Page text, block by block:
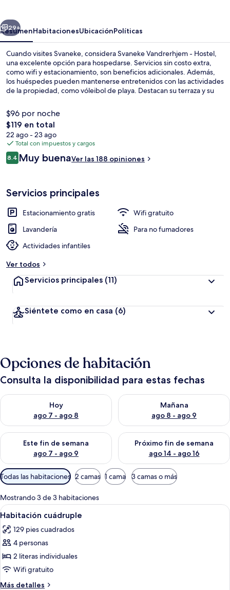
Siguiente
29+
ResumenHabitacionesUbicaciónPolíticas
Cuando visites Svaneke, considera Svaneke Vandrerhjem - Hostel,
una excelente opción para hospedarse. Servicios sin costo extra,
como wifi y estacionamiento, son beneficios adicionales. Además,
los huéspedes pueden mantenerse entretenidos con las actividades
de la propiedad, como vóleibol de playa. Destacan su terraza y su
$96 por noche
El
precio
total
es
de
$119 en total
22 ago - 23 ago
Total con impuestos y cargos
Opiniones
8.48.4 de 10,
Muy buenaVer las 188 opiniones
Servicios principales
Estacionamiento gratis
Wifi gratuito
Lavandería
Para no fumadores
Actividades infantiles
Ver todos
Servicios principales (11)
Siéntete como en casa (6)
Opciones de habitación
Consulta la disponibilidad para estas fechas
Hoy
ago 7 - ago 8
Consulta la disponibilidad para hoy ago 7 - ago 8
Mañana
ago 8 - ago 9
Consulta la disponibilidad
Este fin de semana
ago 7 - ago 9
Consulta la disponibilidad para este fin de semana ago 7 -
Próximo fin de semana
ago 14 - ago 16
Consulta la disponibilidad
Filtros
disponibles
para
las
habitaciones
Todas las habitaciones 2 camas 1 cama 3 camas o más
Mostrando 3 de 3 habitaciones
Abrir
todas
las
fotos
de
Habitación
cuádruple
Una cama litera con dos niños
3
Habitación cuádruple
129 pies cuadrados
4 personas
2 literas individuales
Wifi gratuito
Más detalles
Más